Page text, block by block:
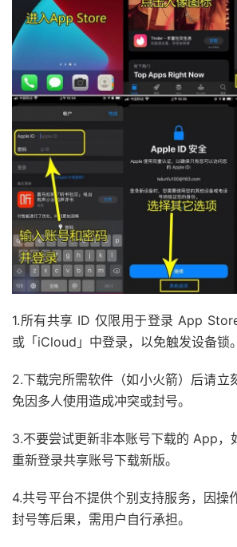
1.所有共享 ID 仅限用于登录 App
或「iCloud」中登录，以免触发设备锁。
2.下载完所需软件（如小火箭）后请立
免因多人使用造成冲突或封号。
3.不要尝试更新非本账号下载的 App，
重新登录共享账号下载新版。
4.共号平台不提供个别支持服务，因操
封号等后果，需用户自行承担。